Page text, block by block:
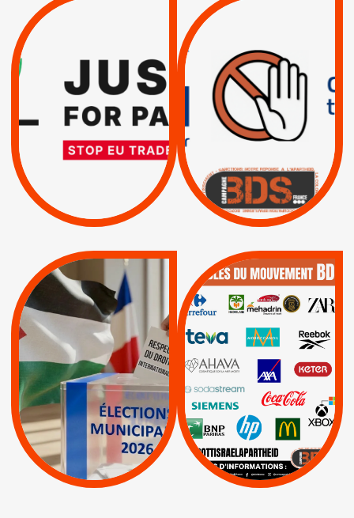
VIOLATIONS DES
SUSPENSION
TOTALE DE
L’ACCORD
D’ASSOCIATION UE-
ISRAËL
| Pétitions
INTERNATIONAL ?
TRUMP, MACRON :
MÊME COMBAT
| Actus |
| Boycott militaire |
Lettres d'interpellation
MUNICIPALES 2026 :
JE VOTE POUR LE
RESPECT DU DROIT
INTERNATIONAL EN
PALESTINE
APPELS | Actus |
Espaces Sans
Apartheid
| Lettres d'interpellation
QUE BOYCOTTER ?
BOYCOTT /
AXA BNP | CAF |
Carrefour | HP |
Keter |
Livres et brochures |
Mehadrin | PUMA
Sodastream |
Visuels, tracts,
affiches,...